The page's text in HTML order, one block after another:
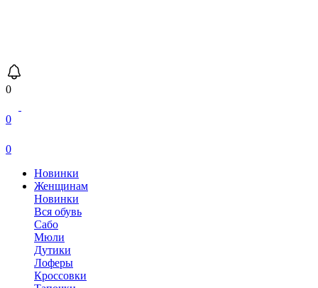
0
0
0
Новинки
Женщинам
Новинки
Вся обувь
Сабо
Мюли
Дутики
Лоферы
Кроссовки